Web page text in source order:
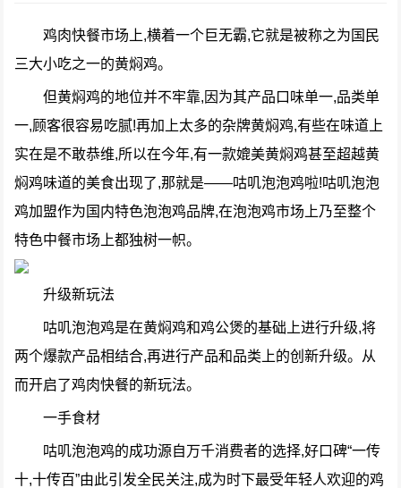
鸡肉快餐市场上,横着一个巨无霸,它就是被称之为国民
三大小吃之一的黄焖鸡。
但黄焖鸡的地位并不牢靠,因为其产品口味单一,品类单
一,顾客很容易吃腻!再加上太多的杂牌黄焖鸡,有些在味道上
实在是不敢恭维,所以在今年,有一款媲美黄焖鸡甚至超越黄
焖鸡味道的美食出现了,那就是——咕叽泡泡鸡啦!咕叽泡泡
鸡加盟作为国内特色泡泡鸡品牌,在泡泡鸡市场上乃至整个
特色中餐市场上都独树一帜。
升级新玩法
咕叽泡泡鸡是在黄焖鸡和鸡公煲的基础上进行升级,将
两个爆款产品相结合,再进行产品和品类上的创新升级。从
而开启了鸡肉快餐的新玩法。
一手食材
咕叽泡泡鸡的成功源自万千消费者的选择,好口碑“一传
十,十传百”由此引发全民关注,成为时下最受年轻人欢迎的鸡